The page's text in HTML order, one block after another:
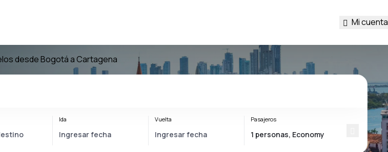
Mi cuenta
desde Bogotá a Cartagena
Ida Vuelta Pasajeros